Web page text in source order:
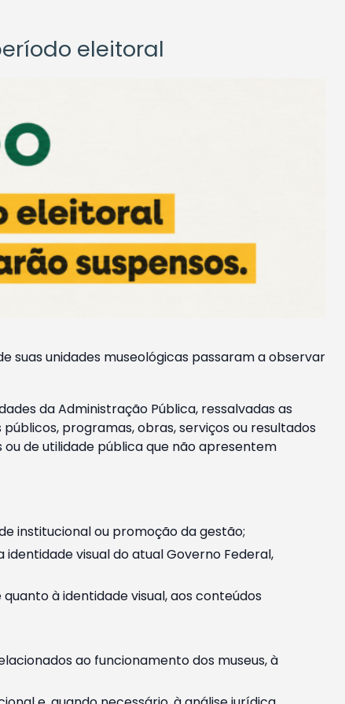
eleitoral
suas unidades museológicas passaram a observar
da Administração Pública, ressalvadas as
programas, obras, serviços ou resultados
de utilidade pública que não apresentem
institucional ou promoção da gestão;
visual do atual Governo Federal,
à identidade visual, aos conteúdos
ao funcionamento dos museus, à